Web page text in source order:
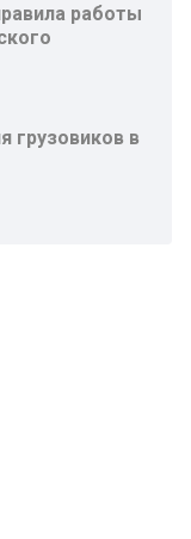
работы
грузовиков в